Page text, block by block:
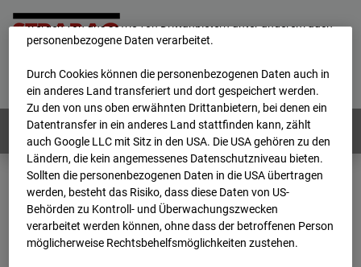
Deutsch / English
Webcams: Alle Länder
Home
Deutschland
BC-173 - BV-Gefahrenabwehrzentrum Oberursel
Archiv
2026 07 08 17:00
werden von uns sowie von Drittanbietern unter anderem auch
personenbezogene Daten verarbeitet.
Durch Cookies können die personenbezogenen Daten auch in
ein anderes Land transferiert und dort gespeichert werden.
Zu den von uns oben erwähnten Drittanbietern, bei denen ein
Datentransfer in ein anderes Land stattfinden kann, zählt
auch Google LLC mit Sitz in den USA. Die USA gehören zu den
Ländern, die kein angemessenes Datenschutzniveau bieten.
Sollten die personenbezogenen Daten in die USA übertragen
werden, besteht das Risiko, dass diese Daten von US-
Behörden zu Kontroll- und Überwachungszwecken
verarbeitet werden können, ohne dass der betroffenen Person
möglicherweise Rechtsbehelfsmöglichkeiten zustehen.